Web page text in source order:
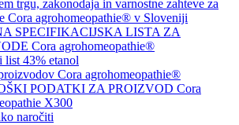
trgu, zakonodaja in varnostne zahteve za
Cora agrohomeopathie® v Sloveniji
SPECIFIKACIJSKA LISTA ZA
Cora agrohomeopathie®
list 43% etanol
Cora agrohomeopathie®
PODATKI ZA PROIZVOD Cora
X300
naročiti